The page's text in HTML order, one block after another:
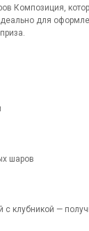
Композиция,
для
шаров
клубникой —